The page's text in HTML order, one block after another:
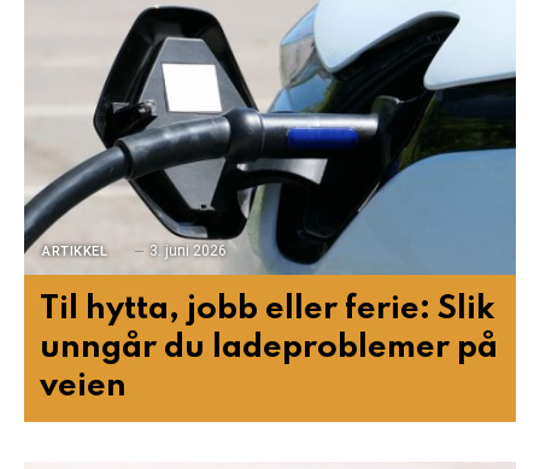
ARTIKKEL 3. juni 2026
Til hytta, jobb eller ferie: Slik
unngår du ladeproblemer på
veien